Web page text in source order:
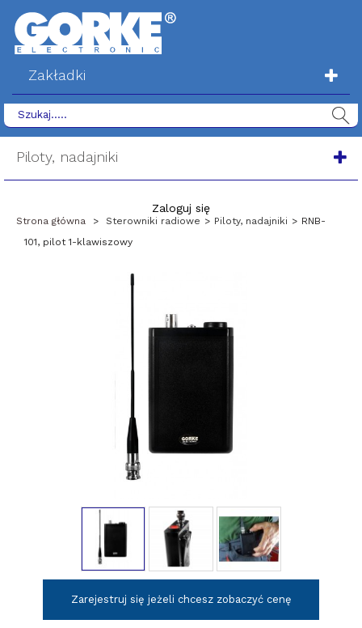
Zakładki
Piloty, nadajniki
Zaloguj się
Strona główna > Sterowniki radiowe > Piloty, nadajniki > RNB-
101, pilot 1-klawiszowy
Zarejestruj się jeżeli chcesz zobaczyć cenę